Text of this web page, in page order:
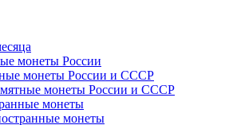
монеты России
монеты России и СССР
монеты России и СССР
монеты
монеты